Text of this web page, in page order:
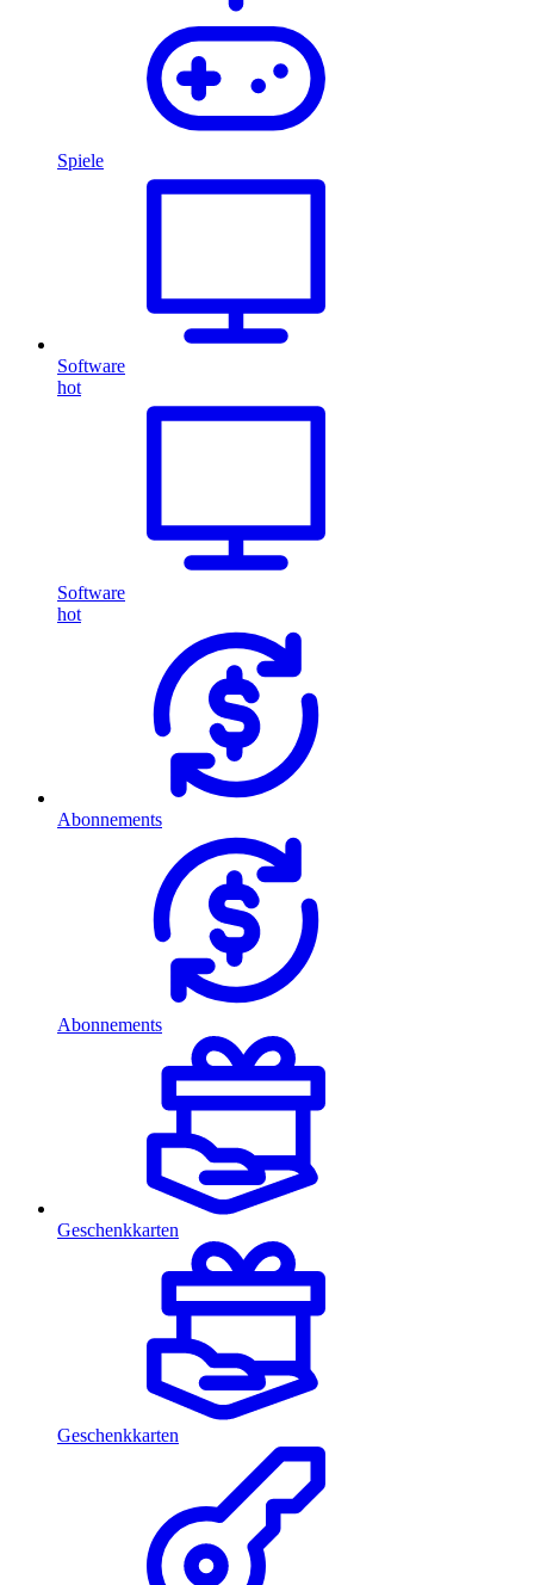
Spiele
Software
hot
Software
hot
Abonnements
Abonnements
Geschenkkarten
Geschenkkarten